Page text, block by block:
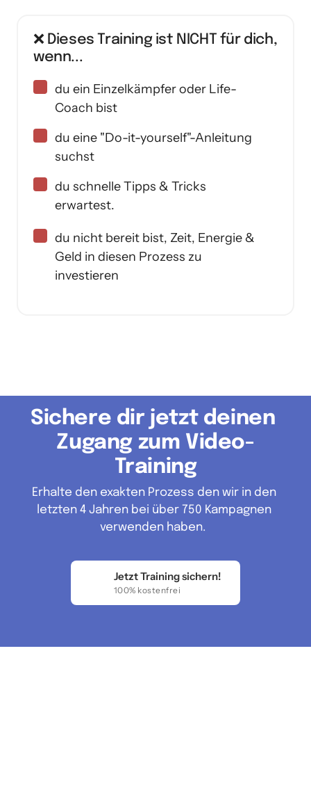
❌ Dieses Training ist NICHT für dich,
wenn...
du ein Einzelkämpfer oder Life-
Coach bist
du eine "Do-it-yourself"-Anleitung
suchst
du schnelle Tipps & Tricks
erwartest.
du nicht bereit bist, Zeit, Energie &
Geld in diesen Prozess zu
investieren
Sichere dir jetzt deinen
Zugang zum Video-
Training
Erhalte den exakten Prozess den wir in den
letzten 4 Jahren bei über 750 Kampagnen
verwenden haben.
Jetzt Training sichern!
100% kostenfrei